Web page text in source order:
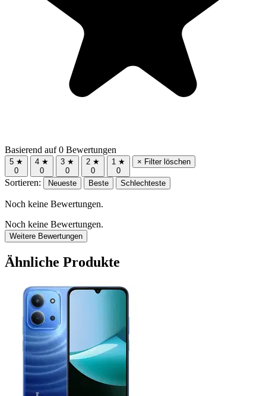
Basierend auf 0 Bewertungen
5 ★
0
4 ★
0
3 ★
0
2 ★
0
1 ★
0
× Filter löschen
Sortieren: Neueste Beste Schlechteste
Noch keine Bewertungen.
Noch keine Bewertungen.
Weitere Bewertungen
Ähnliche Produkte